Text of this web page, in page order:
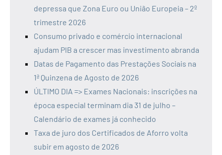
depressa que Zona Euro ou União Europeia – 2º
trimestre 2026
Consumo privado e comércio internacional
ajudam PIB a crescer mas investimento abranda
Datas de Pagamento das Prestações Sociais na
1ª Quinzena de Agosto de 2026
ÚLTIMO DIA => Exames Nacionais: inscrições na
época especial terminam dia 31 de julho –
Calendário de exames já conhecido
Taxa de juro dos Certificados de Aforro volta
subir em agosto de 2026